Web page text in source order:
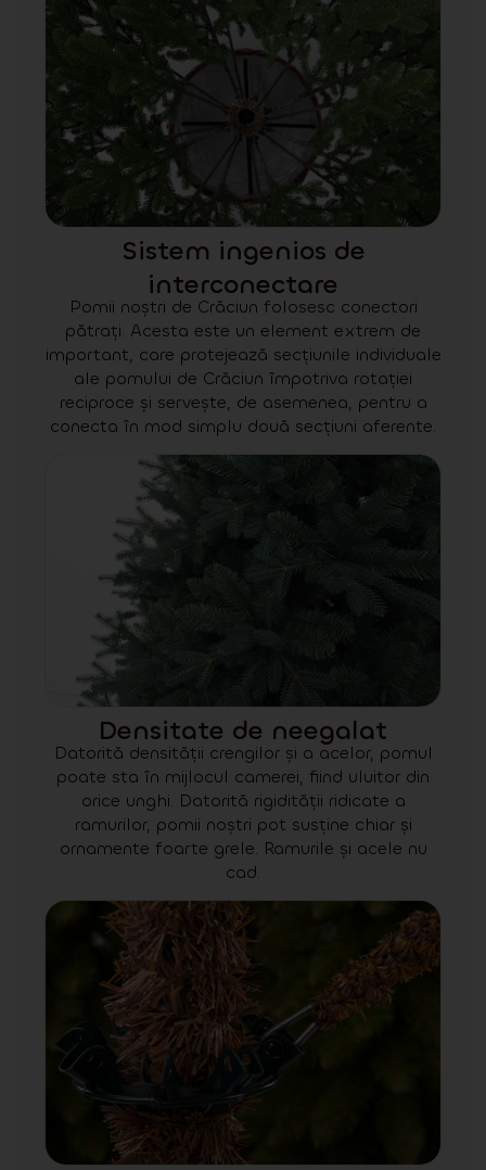
Sistem ingenios de
interconectare
Pomii noștri de Crăciun folosesc conectori
pătrați. Acesta este un element extrem de
important, care protejează secțiunile individuale
ale pomului de Crăciun împotriva rotației
reciproce și servește, de asemenea, pentru a
conecta în mod simplu două secțiuni aferente.
Densitate de neegalat
Datorită densității crengilor și a acelor, pomul
poate sta în mijlocul camerei, fiind uluitor din
orice unghi. Datorită rigidității ridicate a
ramurilor, pomii noștri pot susține chiar și
ornamente foarte grele. Ramurile și acele nu
cad.